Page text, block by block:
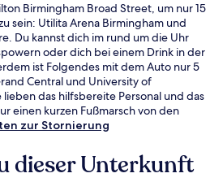
Birmingham Broad Street, um nur 15
sein: Utilita Arena Birmingham und
Du kannst dich im rund um die Uhr
oder dich bei einem Drink in der
ist Folgendes mit dem Auto nur 5
Central und University of
das hilfsbereite Personal und das
einen kurzen Fußmarsch von den
Bis zur U-Bahn sind es wenige
Place).
zur Stornierung
dieser Unterkunft